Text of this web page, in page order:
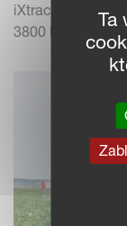
iXtrack T4
3800 l do 5300 l.
Ta